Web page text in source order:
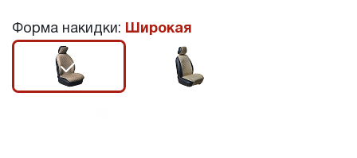
Форма накидки: Широкая
r